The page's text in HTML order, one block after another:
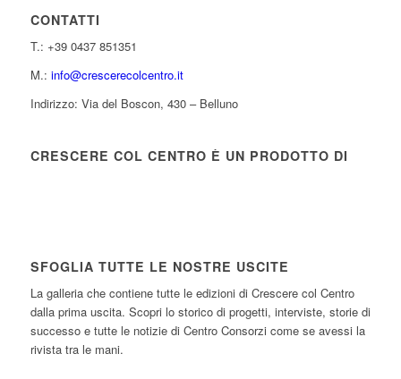
CONTATTI
T.: +39 0437 851351
M.: info@crescerecolcentro.it
Indirizzo: Via del Boscon, 430 – Belluno
CRESCERE COL CENTRO È UN PRODOTTO DI
SFOGLIA TUTTE LE NOSTRE USCITE
La galleria che contiene tutte le edizioni di Crescere col Centro
dalla prima uscita. Scopri lo storico di progetti, interviste, storie di
successo e tutte le notizie di Centro Consorzi come se avessi la
rivista tra le mani.